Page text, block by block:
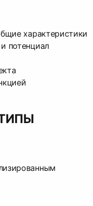
характеристики
потенциал